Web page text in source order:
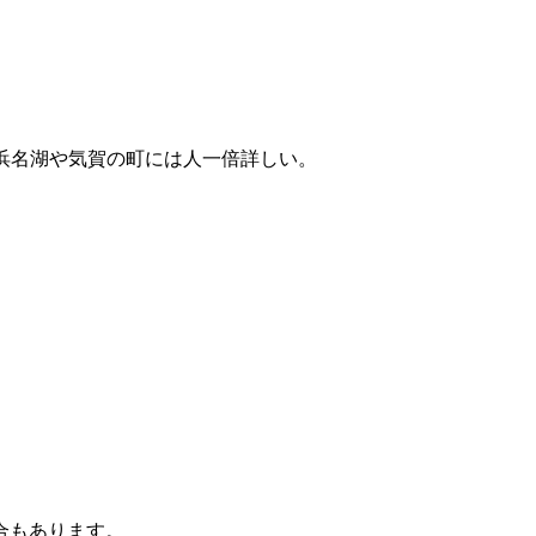
湖や気賀の町には人一倍詳しい。
あります。